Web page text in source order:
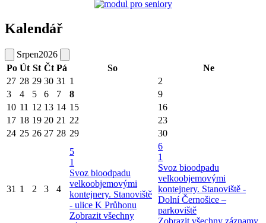
Kalendář
Srpen2026
Po Út St Čt Pá So
Ne
27 28 29 30 31 1
2
3
4 5 6 7 8
9
10 11 12 13 14 15
16
17 18 19 20 21 22
23
24 25 26 27 28 29 30
31 1 2 3 4
5
1
Svoz bioodpadu
velkoobjemovými
kontejnery. Stanoviště
- ulice K Průhonu
Zobrazit všechny
6
1
Svoz bioodpadu
velkoobjemovými
kontejnery. Stanoviště -
Dolní Černošice –
parkoviště